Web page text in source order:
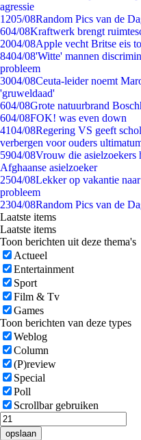
agressie
1205/08Random Pics van de
604/08Kraftwerk brengt
2004/08Apple vecht Britse eis
8404/08'Witte' mannen
probleem
3004/08Ceuta-leider noemt
'gruweldaad'
604/08Grote natuurbrand
604/08FOK! was even down
4104/08Regering VS geeft
verbergen voor ouders
5904/08Vrouw die
Afghaanse asielzoeker
2504/08Lekker op vakantie
probleem
2304/08Random Pics van de
Laatste items
Laatste items
Toon berichten uit deze thema's
Actueel
Entertainment
Sport
Film & Tv
Games
Toon berichten van deze types
Weblog
Column
(P)review
Special
Poll
Scrollbar gebruiken
opslaan